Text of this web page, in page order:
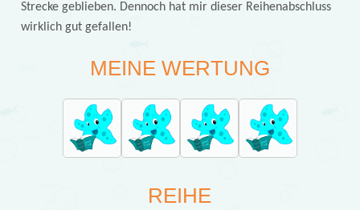
Strecke geblieben. Dennoch hat mir dieser Reihenabschluss
wirklich gut gefallen!
MEINE WERTUNG
REIHE